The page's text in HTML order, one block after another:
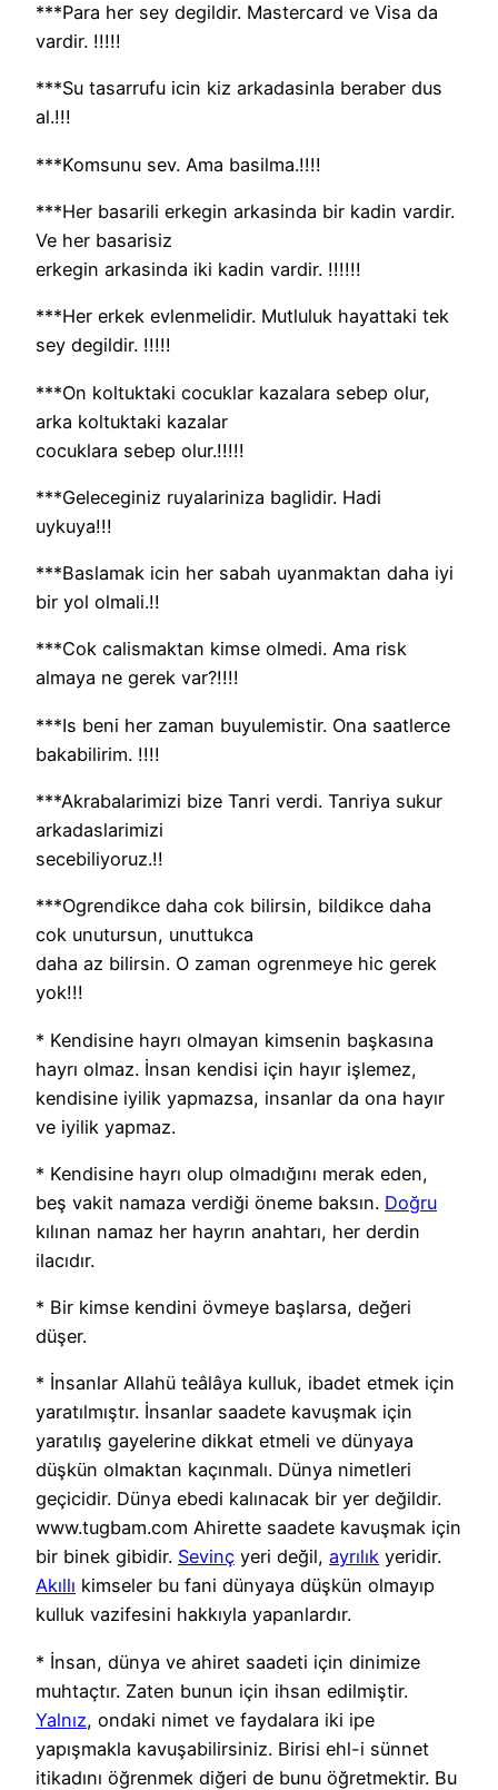
***Para her sey degildir. Mastercard ve Visa da
vardir. !!!!!
***Su tasarrufu icin kiz arkadasinla beraber dus
al.!!!
***Komsunu sev. Ama basilma.!!!!
***Her basarili erkegin arkasinda bir kadin vardir.
Ve her basarisiz
erkegin arkasinda iki kadin vardir. !!!!!!
***Her erkek evlenmelidir. Mutluluk hayattaki tek
sey degildir. !!!!!
***On koltuktaki cocuklar kazalara sebep olur,
arka koltuktaki kazalar
cocuklara sebep olur.!!!!!
***Geleceginiz ruyalariniza baglidir. Hadi
uykuya!!!
***Baslamak icin her sabah uyanmaktan daha iyi
bir yol olmali.!!
***Cok calismaktan kimse olmedi. Ama risk
almaya ne gerek var?!!!!
***Is beni her zaman buyulemistir. Ona saatlerce
bakabilirim. !!!!
***Akrabalarimizi bize Tanri verdi. Tanriya sukur
arkadaslarimizi
secebiliyoruz.!!
***Ogrendikce daha cok bilirsin, bildikce daha
cok unutursun, unuttukca
daha az bilirsin. O zaman ogrenmeye hic gerek
yok!!!
* Kendisine hayrı olmayan kimsenin başkasına
hayrı olmaz. İnsan kendisi için hayır işlemez,
kendisine iyilik yapmazsa, insanlar da ona hayır
ve iyilik yapmaz.
* Kendisine hayrı olup olmadığını merak eden,
beş vakit namaza verdiği öneme baksın. Doğru
kılınan namaz her hayrın anahtarı, her derdin
ilacıdır.
* Bir kimse kendini övmeye başlarsa, değeri
düşer.
* İnsanlar Allahü teâlâya kulluk, ibadet etmek için
yaratılmıştır. İnsanlar saadete kavuşmak için
yaratılış gayelerine dikkat etmeli ve dünyaya
düşkün olmaktan kaçınmalı. Dünya nimetleri
geçicidir. Dünya ebedi kalınacak bir yer değildir.
www.tugbam.com Ahirette saadete kavuşmak için
bir binek gibidir. Sevinç yeri değil, ayrılık yeridir.
Akıllı kimseler bu fani dünyaya düşkün olmayıp
kulluk vazifesini hakkıyla yapanlardır.
* İnsan, dünya ve ahiret saadeti için dinimize
muhtaçtır. Zaten bunun için ihsan edilmiştir.
Yalnız, ondaki nimet ve faydalara iki ipe
yapışmakla kavuşabilirsiniz. Birisi ehl-i sünnet
itikadını öğrenmek diğeri de bunu öğretmektir. Bu